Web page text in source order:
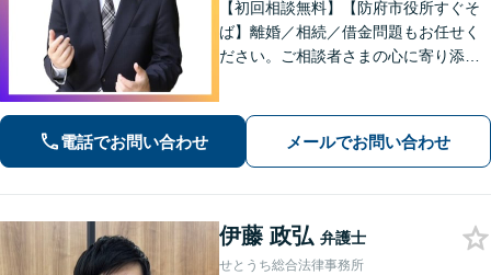
【初回相談無料】【防府市役所すぐそ
ば】離婚／相続／借金問題もお任せく
ださい。ご相談者さまの心に寄り添っ
着した事務所です。お気軽にご相談く
電話でお問い合わせ メールでお問い合わせ
伊藤 政弘 弁護士
せとうち総合法律事務所